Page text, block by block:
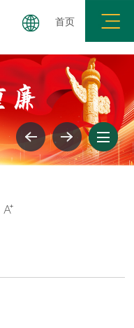
首页
警钟长鸣 纪法百科
